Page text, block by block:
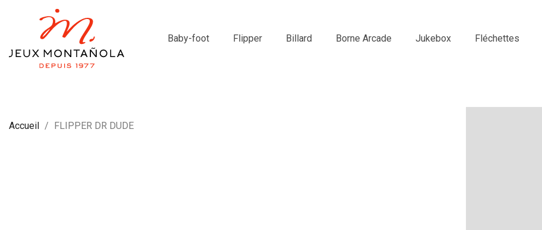
Baby-foot Flipper Billard Borne Arcade Jukebox Fléchettes
Accueil FLIPPER DR DUDE